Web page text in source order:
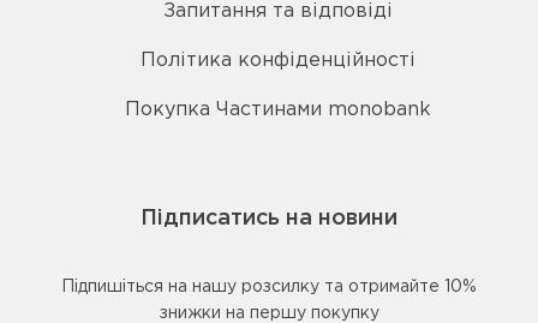
Запитання та відповіді
Політика конфіденційності
Покупка Частинами monobank
Підписатись на новини
Підпишіться на нашу розсилку та отримайте 10%
знижки на першу покупку